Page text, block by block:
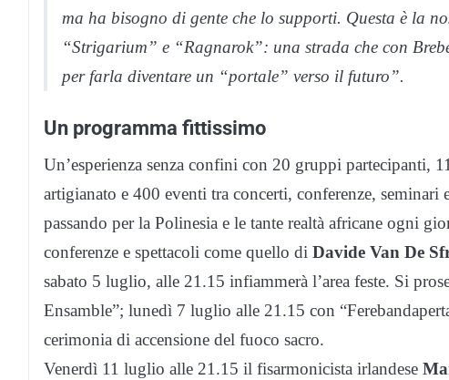
ma ha bisogno di gente che lo supporti. Questa è la
“Strigarium” e “Ragnarok”: una strada che con
per farla diventare un “portale” verso il futuro”.
Un programma fittissimo
Un’esperienza senza confini con 20 gruppi partecipanti,
artigianato e 400 eventi tra concerti, conferenze,
passando per la Polinesia e le tante realtà africane ogni
conferenze e spettacoli come quello di Davide Van De
sabato 5 luglio, alle 21.15 infiammerà l’area feste. Si
Ensamble”; lunedì 7 luglio alle 21.15 con
cerimonia di accensione del fuoco sacro.
Venerdì 11 luglio alle 21.15 il fisarmonicista irlandese